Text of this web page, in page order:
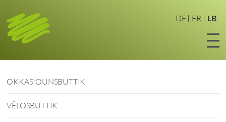
DE FR LB
OKKASIOUNSBUTTIK
VËLOSBUTTIK